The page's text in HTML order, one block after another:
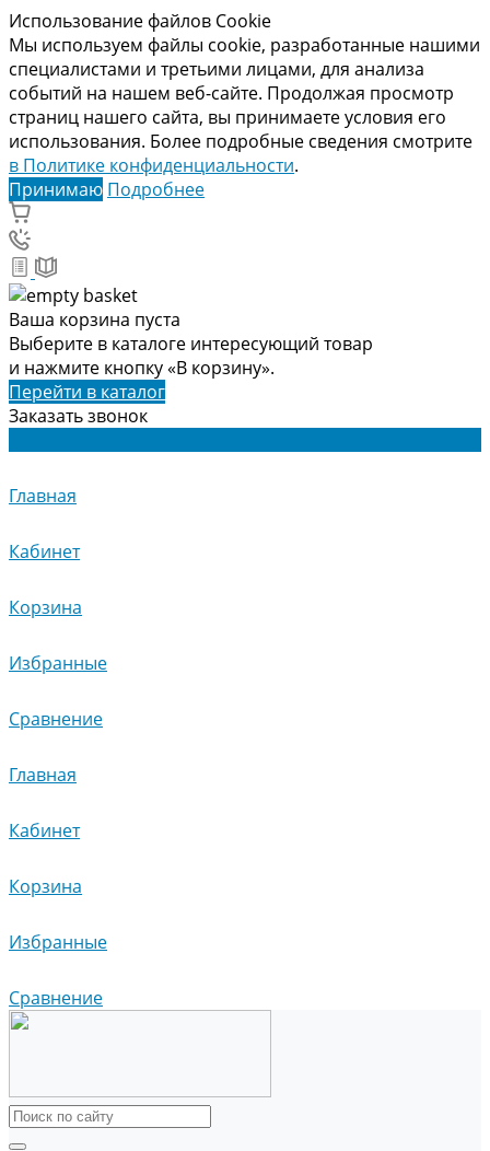
Использование файлов Cookie
Мы используем файлы cookie, разработанные нашими
специалистами и третьими лицами, для анализа
событий на нашем веб-сайте. Продолжая просмотр
страниц нашего сайта, вы принимаете условия его
использования. Более подробные сведения смотрите
в Политике конфиденциальности.
Принимаю Подробнее
Ваша корзина пуста
Выберите в каталоге интересующий товар
и нажмите кнопку «В корзину».
Перейти в каталог
Заказать звонок
Главная
Кабинет
Корзина
Избранные
Сравнение
Главная
Кабинет
Корзина
Избранные
Сравнение